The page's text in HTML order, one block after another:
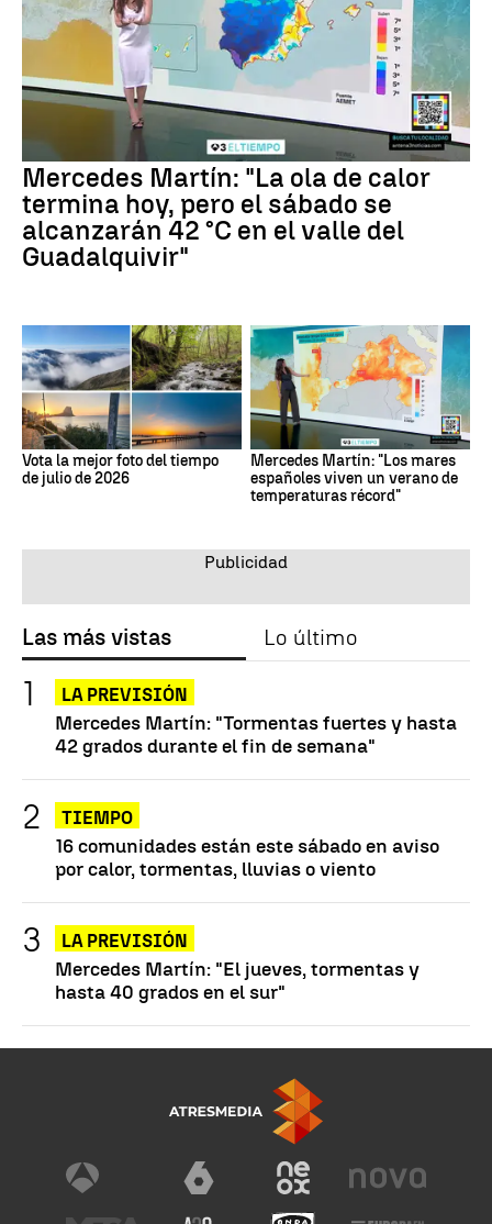
Mercedes Martín: "La ola de calor
termina hoy, pero el sábado se
alcanzarán 42 °C en el valle del
Guadalquivir"
Vota la mejor foto del tiempo
de julio de 2026
Mercedes Martín: "Los mares
españoles viven un verano de
temperaturas récord"
Las más vistas Lo último
LA PREVISIÓN
Mercedes Martín: "Tormentas fuertes y hasta
42 grados durante el fin de semana"
TIEMPO
16 comunidades están este sábado en aviso
por calor, tormentas, lluvias o viento
LA PREVISIÓN
Mercedes Martín: "El jueves, tormentas y
hasta 40 grados en el sur"